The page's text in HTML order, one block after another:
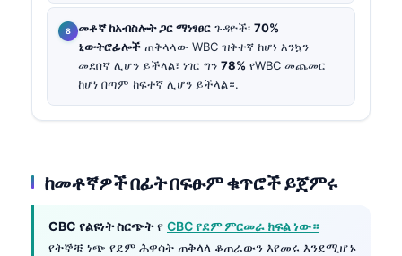
መቶኛ ከአብስሎት ጋር ማነፃፀር ጉዳዮች፡ 70%
ኒውትሮፊሎች ጠቅላላው WBC ዝቅተኛ ከሆነ እንኳን
መደበኛ ሊሆን ይችላል፣ ነገር ግን 78% የWBC መጨመር
ከሆነ በጣም ከፍተኛ ሊሆን ይችላል።.
ከመቶኛዎች በፊት በፍፁም ቁጥሮች ይጀምሩ
CBC የልዩነት ስርጭትየ CBC የደም ምርመራ ክፍል ነው።
የትኞቹ ነጭ የደም ሕዋሳት ጠቅላላ ቆጠራውን እየመሩ እንደሚሆኑ